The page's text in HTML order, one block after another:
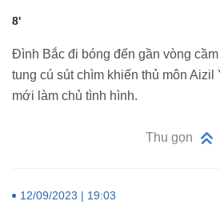
8'
Đình Bắc đi bóng đến gần vòng
tung cú sút chìm khiến thủ môn
mới làm chủ tình hình.
Thu gọn
12/09/2023 | 19:03